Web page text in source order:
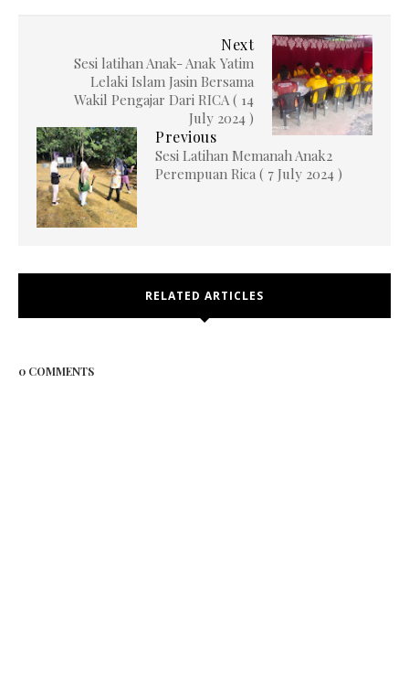
Next
Sesi latihan Anak- Anak Yatim
Lelaki Islam Jasin Bersama
Wakil Pengajar Dari RICA ( 14
July 2024 )
Previous
Sesi Latihan Memanah Anak2
Perempuan Rica ( 7 July 2024 )
RELATED ARTICLES
0 COMMENTS